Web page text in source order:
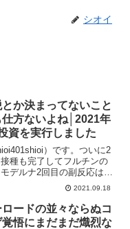
シオイ
か決まってないこと
方ないよね│2021年
資を実行しました
）です。ついに2
種も完了してフルチンの
デルナ2回目の副反応は個
台の発熱にやられて大変で
摂取される方は2日または
静にできる期間を確保し
2021.09.18
ードの並々ならぬコ
悟にまだまだ熾烈な